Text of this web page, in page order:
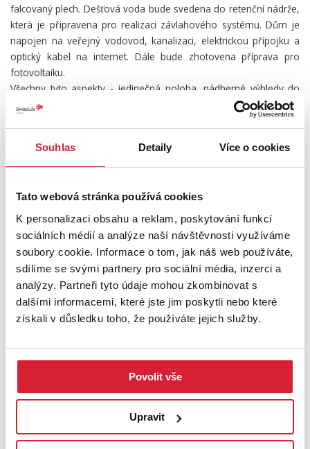
Souhlas Detaily Více o cookies
Tato webová stránka používá cookies
K personalizaci obsahu a reklam, poskytování funkcí
sociálních médií a analýze naší návštěvnosti využíváme
soubory cookie. Informace o tom, jak náš web používáte,
sdílíme se svými partnery pro sociální média, inzerci a
analýzy. Partneři tyto údaje mohou zkombinovat s
dalšími informacemi, které jste jim poskytli nebo které
získali v důsledku toho, že používáte jejich služby.
Povolit vše
Upravit
falcovaný plech. Dešťová voda bude svedena do retenční nádrže,
která je připravena pro realizaci závlahového systému. Dům je
napojen na veřejný vodovod, kanalizaci, elektrickou přípojku a
optický kabel na internet. Dále bude zhotovena příprava pro
fotovoltaiku.
Všechny tyto aspekty - jedinečná poloha, nádherné výhledy do
okolí, veškerá občanská vybavenost obce, blízký nájezd na
dálnici, obec sousedící s Plzní a mnoho možností jak trávit volný
Vejprnice, skutečně výjimečné místo k životu.
UMÍSTĚNÍ OBJEKTU
+
−